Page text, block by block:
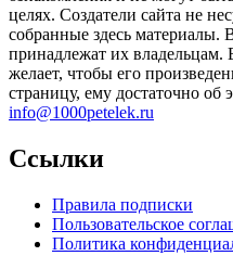
целях. Создатели сайта не
собранные здесь материалы.
принадлежат их владельцам.
желает, чтобы его
страницу, ему достаточно об
info@1000petelek.ru
Ссылки
Правила подписки
Пользовательское
Политика